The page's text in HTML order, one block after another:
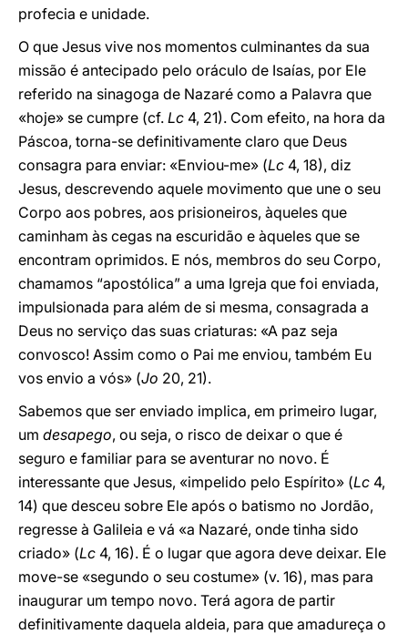
profecia e unidade.
O que Jesus vive nos momentos culminantes da sua
missão é antecipado pelo oráculo de Isaías, por Ele
referido na sinagoga de Nazaré como a Palavra que
«hoje» se cumpre (cf. Lc 4, 21). Com efeito, na hora da
Páscoa, torna-se definitivamente claro que Deus
consagra para enviar: «Enviou-me» (Lc 4, 18), diz
Jesus, descrevendo aquele movimento que une o seu
Corpo aos pobres, aos prisioneiros, àqueles que
caminham às cegas na escuridão e àqueles que se
encontram oprimidos. E nós, membros do seu Corpo,
chamamos “apostólica” a uma Igreja que foi enviada,
impulsionada para além de si mesma, consagrada a
Deus no serviço das suas criaturas: «A paz seja
convosco! Assim como o Pai me enviou, também Eu
vos envio a vós» (Jo 20, 21).
Sabemos que ser enviado implica, em primeiro lugar,
um desapego, ou seja, o risco de deixar o que é
seguro e familiar para se aventurar no novo. É
interessante que Jesus, «impelido pelo Espírito» (Lc 4,
14) que desceu sobre Ele após o batismo no Jordão,
regresse à Galileia e vá «a Nazaré, onde tinha sido
criado» (Lc 4, 16). É o lugar que agora deve deixar. Ele
move-se «segundo o seu costume» (v. 16), mas para
inaugurar um tempo novo. Terá agora de partir
definitivamente daquela aldeia, para que amadureça o